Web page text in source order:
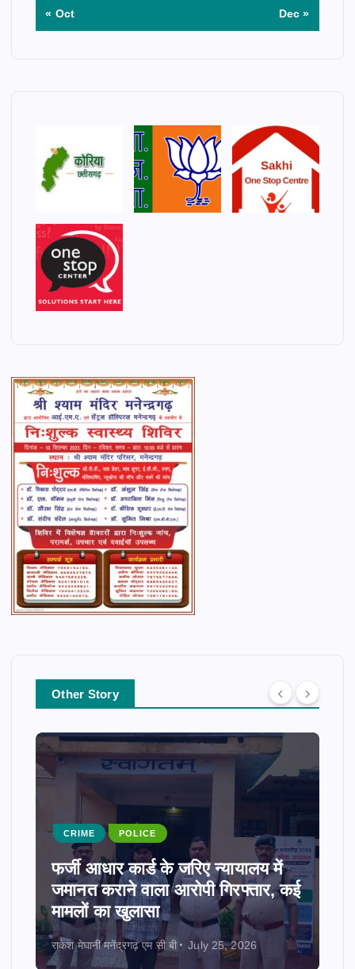
« Oct Dec »
Other Story
CRIME POLICE
फर्जी आधार कार्ड के जरिए न्यायालय में
जमानत कराने वाला आरोपी गिरफ्तार, कई
मामलों का खुलासा
राकेश मेघानी मनेंद्रगढ़ एम सी बी July 25, 2026